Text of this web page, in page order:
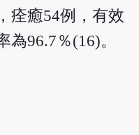
痊癒54例，有效
96.7％(16)。